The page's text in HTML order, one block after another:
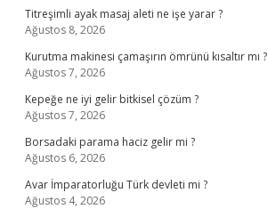
Titreşimli ayak masaj aleti ne işe yarar ?
Ağustos 8, 2026
Kurutma makinesi çamaşırın ömrünü kısaltır mı ?
Ağustos 7, 2026
Kepeğe ne iyi gelir bitkisel çözüm ?
Ağustos 7, 2026
Borsadaki parama haciz gelir mi ?
Ağustos 6, 2026
Avar İmparatorluğu Türk devleti mi ?
Ağustos 4, 2026